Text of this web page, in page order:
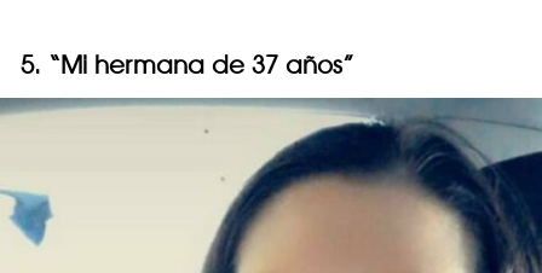
5. “Mi hermana de 37 años”